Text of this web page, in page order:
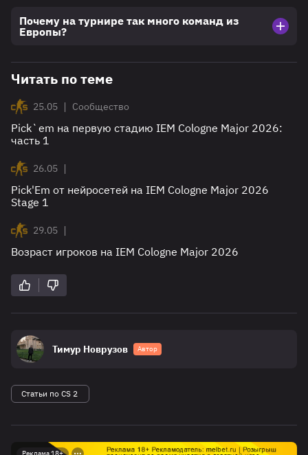
Почему на турнире так много команд из
Европы?
Читать по теме
25.05 | Сообщество
Pick`em на первую стадию IEM Cologne Major 2026:
часть 1
26.05 |
Pick'Em от нейросетей на IEM Cologne Major 2026
Stage 1
29.05 |
Возраст игроков на IEM Cologne Major 2026
Тимур Новрузов Автор
Статьи по CS 2